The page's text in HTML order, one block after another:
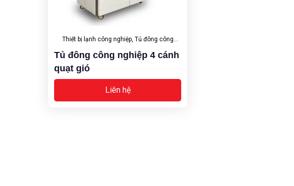
Thiết bị lạnh công nghiệp, Tủ đông công
nghiệp
Tủ đông công nghiệp 4 cánh
quạt gió
Liên hệ